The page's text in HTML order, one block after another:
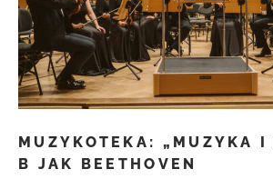
MUZYKOTEKA: „MUZYKA I
B JAK BEETHOVEN